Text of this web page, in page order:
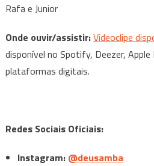
Rafa e Junior
Onde ouvir/assistir:Videoclipe
disponível no Spotify, Deezer, Apple
plataformas digitais.
Redes Sociais Oficiais:
Instagram: @deusamba